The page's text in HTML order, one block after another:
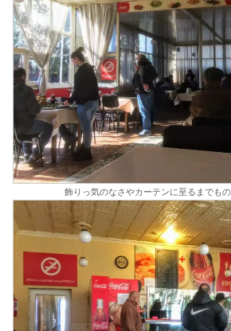
飾りっ気のなさやカーテンに至るまでも